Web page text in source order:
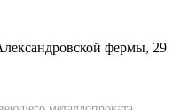
фермы, 29